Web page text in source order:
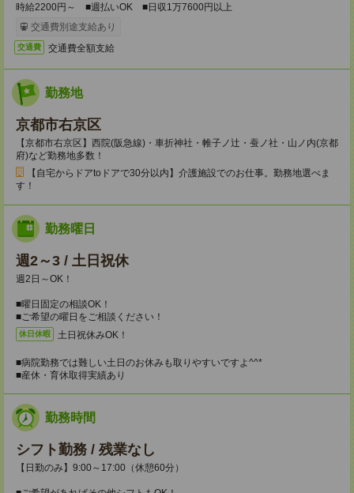
時給2200円～ ■週払いOK ■日収1万7600円以上
交通費別途支給あり
交通費 交通費全額支給
勤務地
京都市右京区
【京都市右京区】西院(阪急線)・車折神社・帷子ノ辻・蚕ノ社・山ノ内(京都
府)など勤務地多数！
【自宅からドアtoドアで30分以内】介護施設でのお仕事。勤務地選べま
す！
勤務曜日
週2～3 / 土日祝休
週2日～OK！
■曜日固定の相談OK！
■ご希望の曜日をご相談ください！
休日休暇 土日祝休みOK！
■病院勤務では難しい土日のお休みも取りやすいですよ^^*
■産休・育休取得実績あり
勤務時間
シフト勤務 / 残業なし
【日勤のみ】9:00～17:00（休憩60分）